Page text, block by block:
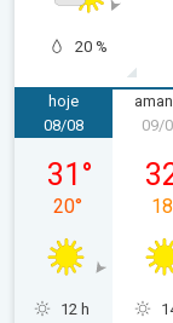
20 %
hoje
sábado, 08/08
08/08
31 °
20°
12 h
09/
18